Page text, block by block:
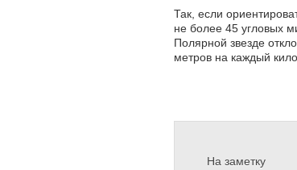
Так, если
не более 45 угловых
Полярной звезде
метров на каждый
На заметку